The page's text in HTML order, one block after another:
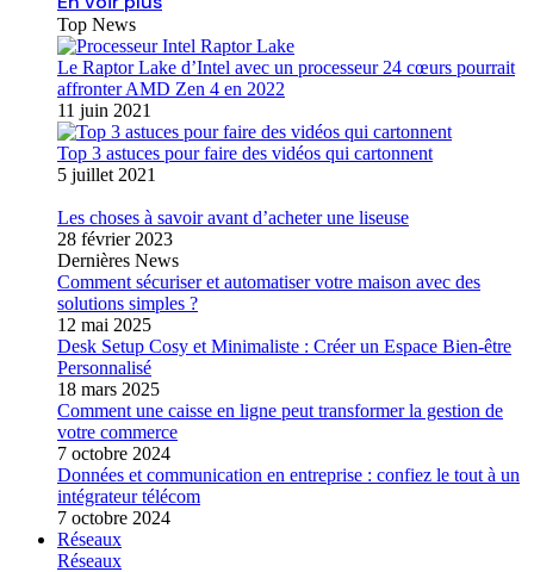
Top News
Le Raptor Lake d’Intel avec un processeur 24 cœurs pourrait
affronter AMD Zen 4 en 2022
11 juin 2021
Top 3 astuces pour faire des vidéos qui cartonnent
5 juillet 2021
Les choses à savoir avant d’acheter une liseuse
28 février 2023
Dernières News
Comment sécuriser et automatiser votre maison avec des
solutions simples ?
12 mai 2025
Desk Setup Cosy et Minimaliste : Créer un Espace Bien-être
Personnalisé
18 mars 2025
Comment une caisse en ligne peut transformer la gestion de
votre commerce
7 octobre 2024
Données et communication en entreprise : confiez le tout à un
intégrateur télécom
7 octobre 2024
Réseaux
Réseaux